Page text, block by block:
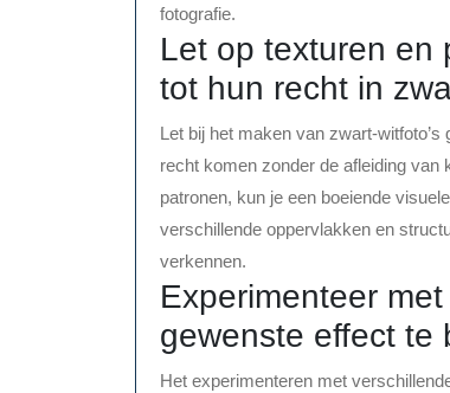
fotografie.
Let op texturen en
tot hun recht in
Let bij het maken van zwart-
recht komen zonder de afleiding van
patronen, kun je een boeiende
verschillende oppervlakken en
verkennen.
Experimenteer
gewenste effect te
Het experimenteren met